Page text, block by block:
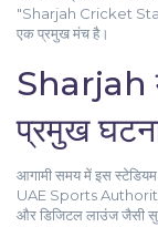
"Sharjah Cricket
एक प्रमुख मंच है।
Sharjah में
प्रमुख
आगामी समय में इस स्टेडियम
UAE Sports Authority
और डिजिटल लाउंज जैसी